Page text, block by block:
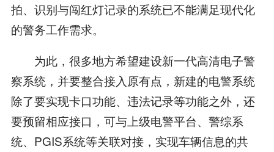
拍、识别与闯红灯记录的系统已不能满足现代化
的警务工作需求。
为此，很多地方希望建设新一代高清电子警
察系统，并要整合接入原有点，新建的电警系统
除了要实现卡口功能、违法记录等功能之外，还
要预留相应接口，可与上级电警平台、警综系
统、PGIS系统等关联对接，实现车辆信息的共